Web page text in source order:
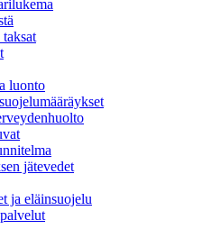
luonto
jätevedet
ja eläinsuojelu